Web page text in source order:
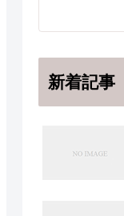
新着記事